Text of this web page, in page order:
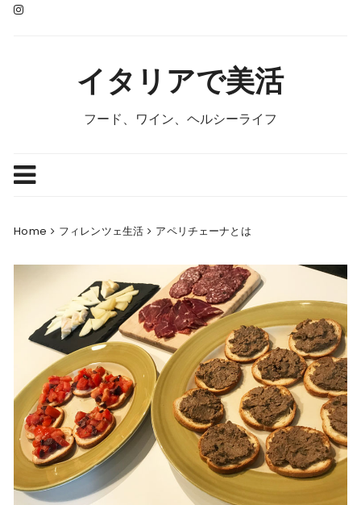
Skip
イタリアで美活
フード、ワイン、ヘルシーライフ
Home フィレンツェ生活 アペリチェーナとは